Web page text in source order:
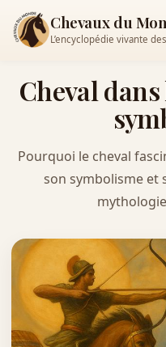
Chevaux du
L’encyclopédie vivante
Cheval
Pourquoi le cheval
son symbolisme et